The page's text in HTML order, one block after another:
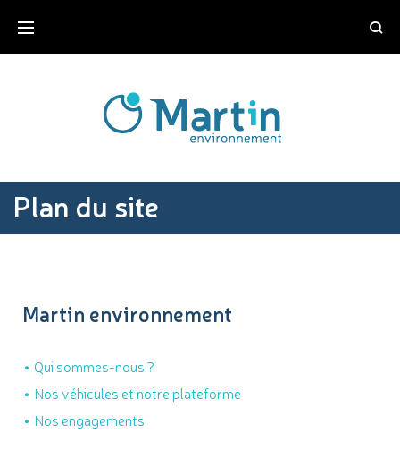
Plan du site
Martin environnement
Qui sommes-nous ?
Nos véhicules et notre plateforme
Nos engagements